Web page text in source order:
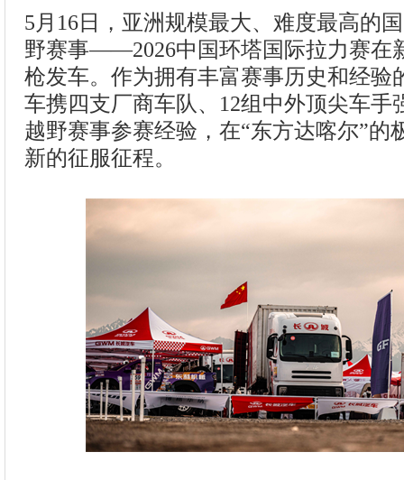
5月16日，亚洲规模最大、难度最高的
野赛事——2026中国环塔国际拉力赛在
枪发车。作为拥有丰富赛事历史和经验
车携四支厂商车队、12组中外顶尖车手
越野赛事参赛经验，在“东方达喀尔”的
新的征服征程。